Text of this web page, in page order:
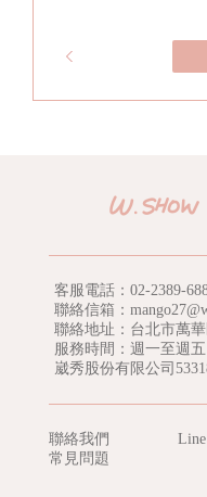
客服電話： 02-2389-
聯絡信箱：
聯絡地址：台北市萬
服務時間：週一至週
崴秀股份有限公司
聯絡我們
常見問題